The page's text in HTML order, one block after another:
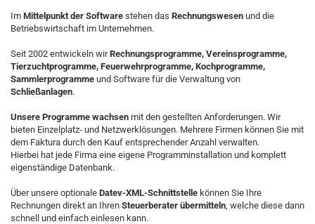
Im Mittelpunkt der Software stehen das Rechnungswesen und die
Betriebswirtschaft im Unternehmen.
Seit 2002 entwickeln wirRechnungsprogramme, Vereinsprogramme,
Tierzuchtprogramme, Feuerwehrprogramme, Kochprogramme,
Sammlerprogramme und Software für die Verwaltung von
Schließanlagen.
Unsere Programme wachsen mit den gestellten Anforderungen. Wir
bieten Einzelplatz- und Netzwerklösungen. Mehrere Firmen können Sie mit
dem Faktura durch den Kauf entsprechender Anzahl verwalten.
Hierbei hat jede Firma eine eigene Programminstallation und komplett
eigenständige Datenbank.
Über unsere optionale Datev-XML-Schnittstelle können Sie Ihre
Rechnungen direkt an Ihren Steuerberater übermitteln , welche diese dann
schnell und einfach einlesen kann.